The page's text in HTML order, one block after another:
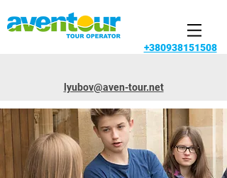
+380938151508
lyubov@aven-tour.net